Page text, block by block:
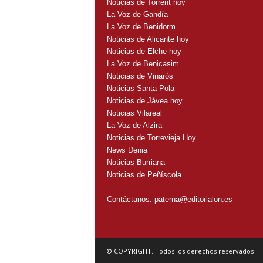
Noticias de Torrent hoy
La Voz de Gandía
La Voz de Benidorm
Noticias de Alicante hoy
Noticias de Elche hoy
La Voz de Benicasim
Noticias de Vinaròs
Noticias Santa Pola
Noticias de Jávea hoy
Noticias Vilareal
La Voz de Alzira
Noticias de Torrevieja Hoy
News Denia
Noticias Burriana
Noticias de Peñíscola
Contáctanos: paterna@editorialon.es
© COPYRIGHT. Todos los derechos reservados